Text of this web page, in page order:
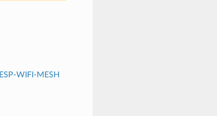
ESP-WIFI-MESH